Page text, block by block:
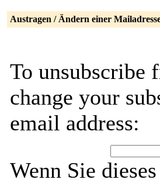
Austragen / Ändern einer
To unsubscribe
change your
email address:
Wenn Sie